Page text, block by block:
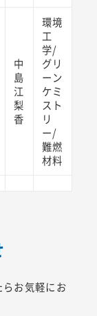
中
島
江
梨
香
環境
工
学/
グリ
ーン
ケミ
スト
リ
ー/
難燃
材料
お気軽にお